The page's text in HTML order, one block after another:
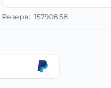
Резерв: 157908.58